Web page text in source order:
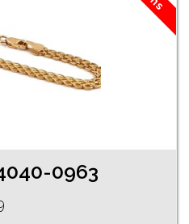
0963